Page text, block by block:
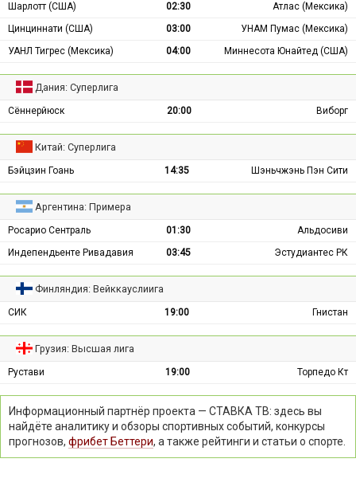
Шарлотт (США)
02:30
Атлас (Мексика)
Цинциннати (США)
03:00
УНАМ Пумас (Мексика)
УАНЛ Тигрес (Мексика)
04:00 Миннесота Юнайтед (США)
Дания: Суперлига
Сённерйюск 20:00 Виборг
Китай: Суперлига
Бэйцзин Гоань 14:35 Шэньчжэнь Пэн Сити
Аргентина: Примера
Росарио Сентраль 01:30
Альдосиви
Индепендьенте Ривадавия
03:45 Эстудиантес РК
Финляндия: Вейккауслиига
СИК 19:00 Гнистан
Грузия: Высшая лига
Рустави 19:00 Торпедо Кт
Информационный партнёр проекта — СТАВКА ТВ: здесь вы
найдёте аналитику и обзоры спортивных событий, конкурсы
прогнозов, фрибет Беттери, а также рейтинги и статьи о спорте.